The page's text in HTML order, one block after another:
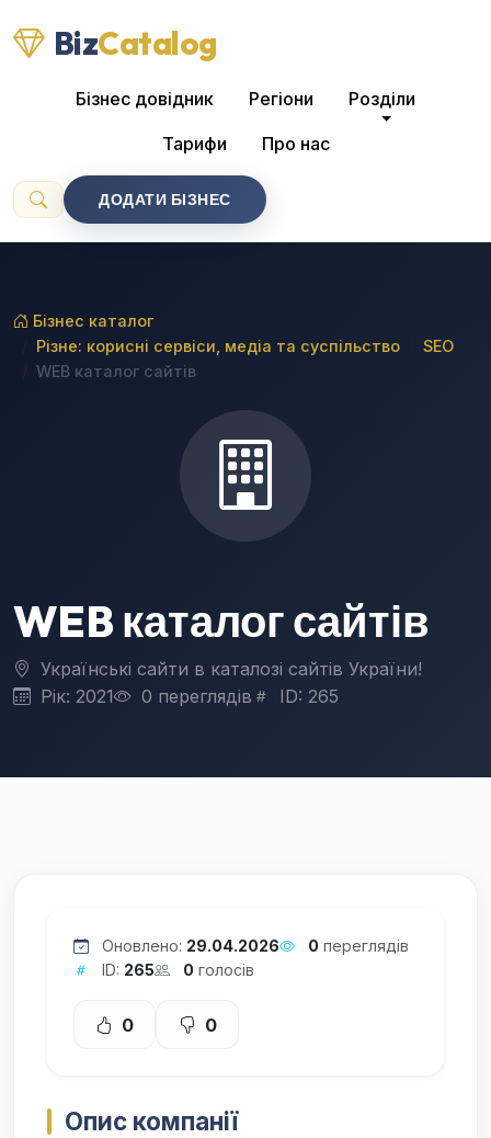
BizCatalog
Бізнес довідник Регіони Розділи
Тарифи Про нас
ДОДАТИ БІЗНЕС
Бізнес каталог
Різне: корисні сервіси, медіа та суспільство
SEO
WEB каталог сайтів
WEB каталог сайтів
Українські сайти в каталозі сайтів України!
Рік: 2021
0 переглядів ID: 265
Оновлено: 29.04.2026 0 переглядів
ID: 265 0 голосів
0 0
Опис компанії